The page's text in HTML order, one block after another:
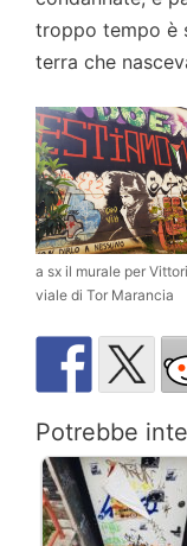
troppo tempo è
terra che
a sx il murale per
viale di Tor Marancia
Potrebbe